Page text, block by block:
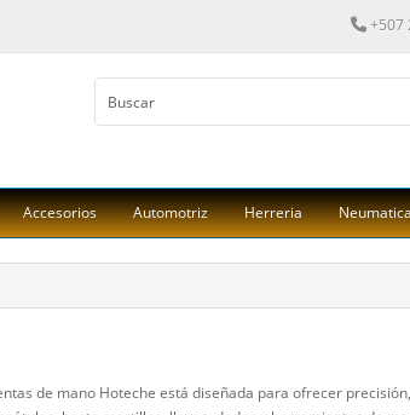
+507
Accesorios Automotriz Herreria
de mano Hoteche está diseñada para ofrecer